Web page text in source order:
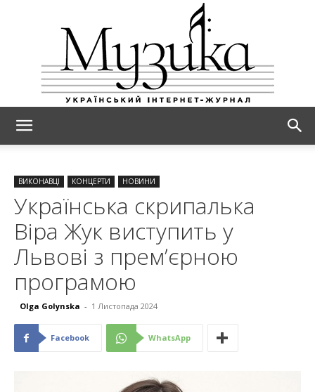
ВИКОНАВЦІ КОНЦЕРТИ НОВИНИ
Українська скрипалька
Віра Жук виступить у
Львові з премʼєрною
програмою
Olga Golynska - 1 Листопада 2024
Facebook WhatsApp